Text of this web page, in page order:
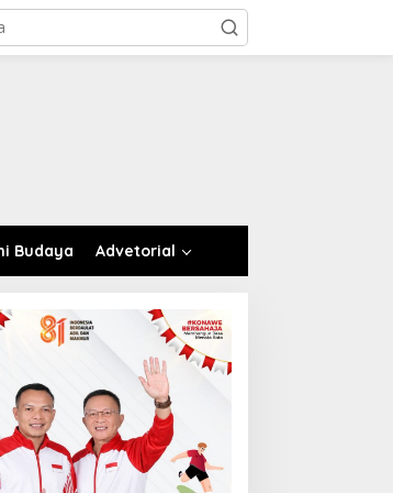
Budaya Advetorial